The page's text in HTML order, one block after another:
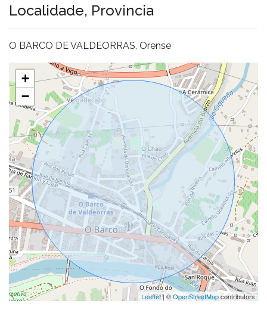
Localidade, Provincia
O BARCO DE VALDEORRAS, Orense
+
−
Leaflet| ©OpenStreetMapcontributors